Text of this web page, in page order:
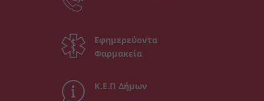
Εφημερεύοντα
Φαρμακεία
Κ.Ε.Π Δήμων